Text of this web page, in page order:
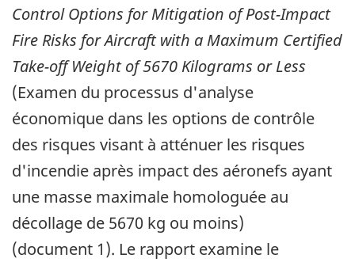
Control Options for Mitigation of Post-Impact
Fire Risks for Aircraft with a Maximum Certified
Take-off Weight of 5670 Kilograms or Less
(Examen du processus d'analyse
économique dans les options de contrôle
des risques visant à atténuer les risques
d'incendie après impact des aéronefs ayant
une masse maximale homologuée au
décollage de 5670 kg ou moins)
(document 1). Le rapport examine le